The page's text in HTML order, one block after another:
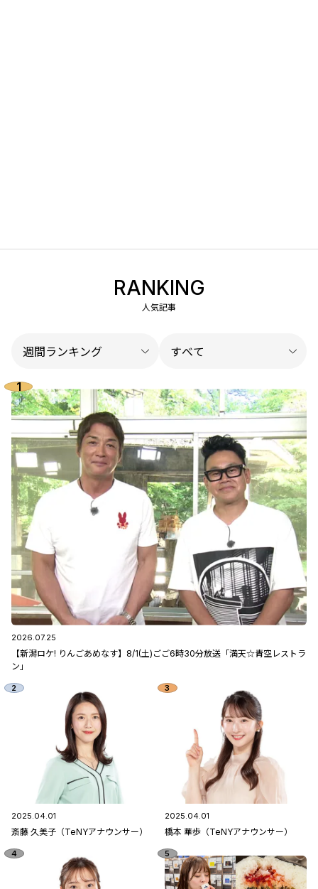
RANKING
人気記事
2026.07.25
【新潟ロケ! りんごあめなす】8/1(土)ごご6時30分放送「満天☆青空レストラ
ン」
2025.04.01
斎藤 久美子（TeNYアナウンサー）
2025.04.01
橋本 華歩（TeNYアナウンサー）